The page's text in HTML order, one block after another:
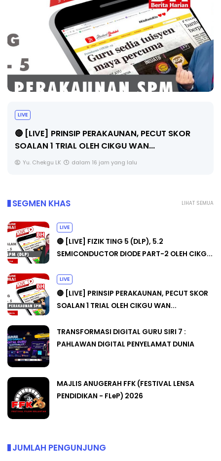
LIVE
🔴 [LIVE] PRINSIP PERAKAUNAN, PECUT SKOR
SOALAN 1 TRIAL OLEH CIKGU WAN...
Yu. Chekgu LK dalam 16 jam yang lalu
LIHAT SEMUA
SEGMEN KHAS
LIVE
🔴 [LIVE] FIZIK TING 5 (DLP), 5.2
SEMICONDUCTOR DIODE PART-2 OLEH CIKG...
LIVE
🔴 [LIVE] PRINSIP PERAKAUNAN, PECUT SKOR
SOALAN 1 TRIAL OLEH CIKGU WAN...
TRANSFORMASI DIGITAL GURU SIRI 7 :
PAHLAWAN DIGITAL PENYELAMAT DUNIA
MAJLIS ANUGERAH FFK (FESTIVAL LENSA
PENDIDIKAN - FLeP) 2026
JUMLAH PENGUNJUNG